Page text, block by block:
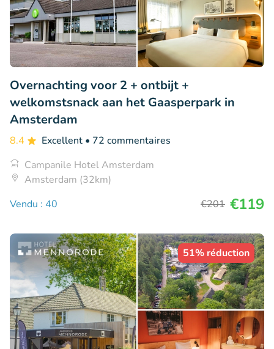
Overnachting voor 2 + ontbijt +
welkomstsnack aan het Gaasperpark in
Amsterdam
8.4 Excellent • 72 commentaires
Campanile Hotel Amsterdam
Amsterdam (32km)
Vendu : 40
€201 €119
51% réduction